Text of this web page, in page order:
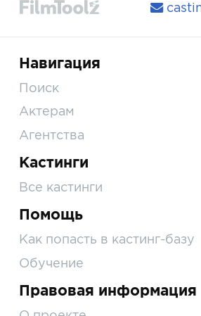
Навигация
Поиск
Актерам
Агентства
Кастинги
Все кастинги
Помощь
Как попасть в кастинг-базу
Обучение
Правовая информация